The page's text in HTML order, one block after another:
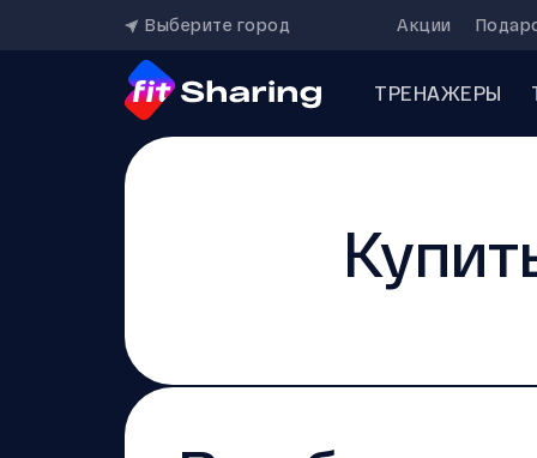
Выберите город Акции
ТРЕНАЖЕРЫ